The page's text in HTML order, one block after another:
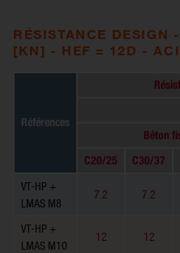
RÉSISTANCE DESIGN
[KN] - HEF = 12D -
Références
Béton
C20/25
C30/37
VT-HP +
LMAS M8
7.2 7.2
VT-HP +
LMAS M10
12 12